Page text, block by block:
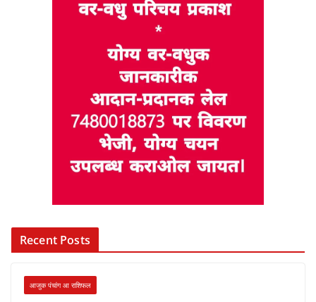
Recent Posts
आजुक पंचांग आ राशिफल